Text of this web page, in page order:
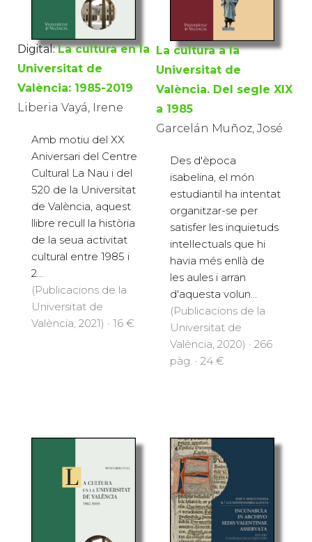
Digital: La cultura en la
Universitat de
València: 1985-2019
Liberia Vayá, Irene
Amb motiu del XX
Aniversari del Centre
Cultural La Nau i del
520 de la Universitat
de València, aquest
llibre recull la història
de la seua activitat
cultural entre 1985 i
2...
(Publicacions de la
Universitat de
València, 2021) · 16 €
La cultura a la
Universitat de
València. Del segle XIX
a 1985
Garcelán Muñoz, José
Des d'època
isabelina, el món
estudiantil ha intentat
organitzar-se per
satisfer les inquietuds
intel·lectuals que hi
havia més enllà de
les aules i arran
d'aquesta volun...
(Publicacions de la
Universitat de
València, 2020) · 266
pàg. · 24 €